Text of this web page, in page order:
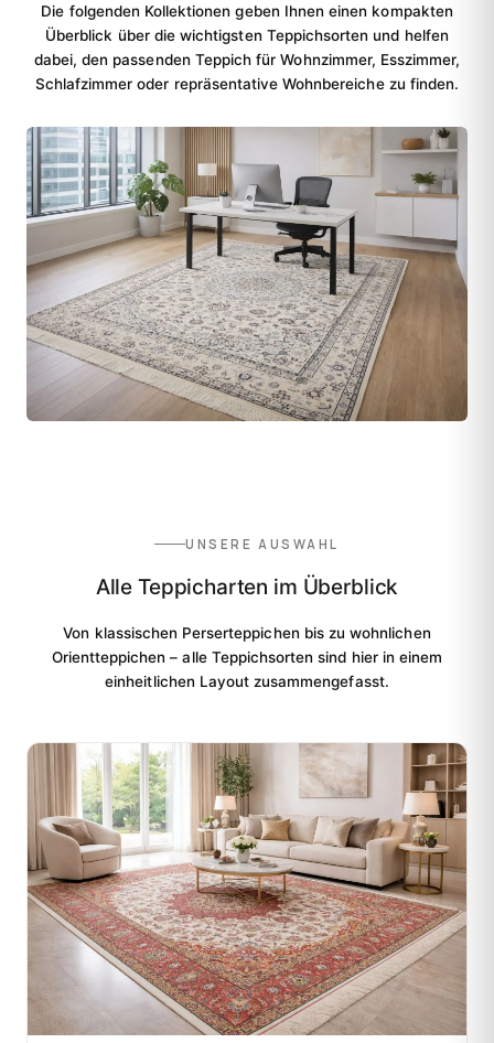
Die folgenden Kollektionen geben Ihnen einen kompakten
Überblick über die wichtigsten Teppichsorten und helfen
dabei, den passenden Teppich für Wohnzimmer, Esszimmer,
Schlafzimmer oder repräsentative Wohnbereiche zu finden.
UNSERE AUSWAHL
Alle Teppicharten im Überblick
Von klassischen Perserteppichen bis zu wohnlichen
Orientteppichen – alle Teppichsorten sind hier in einem
einheitlichen Layout zusammengefasst.